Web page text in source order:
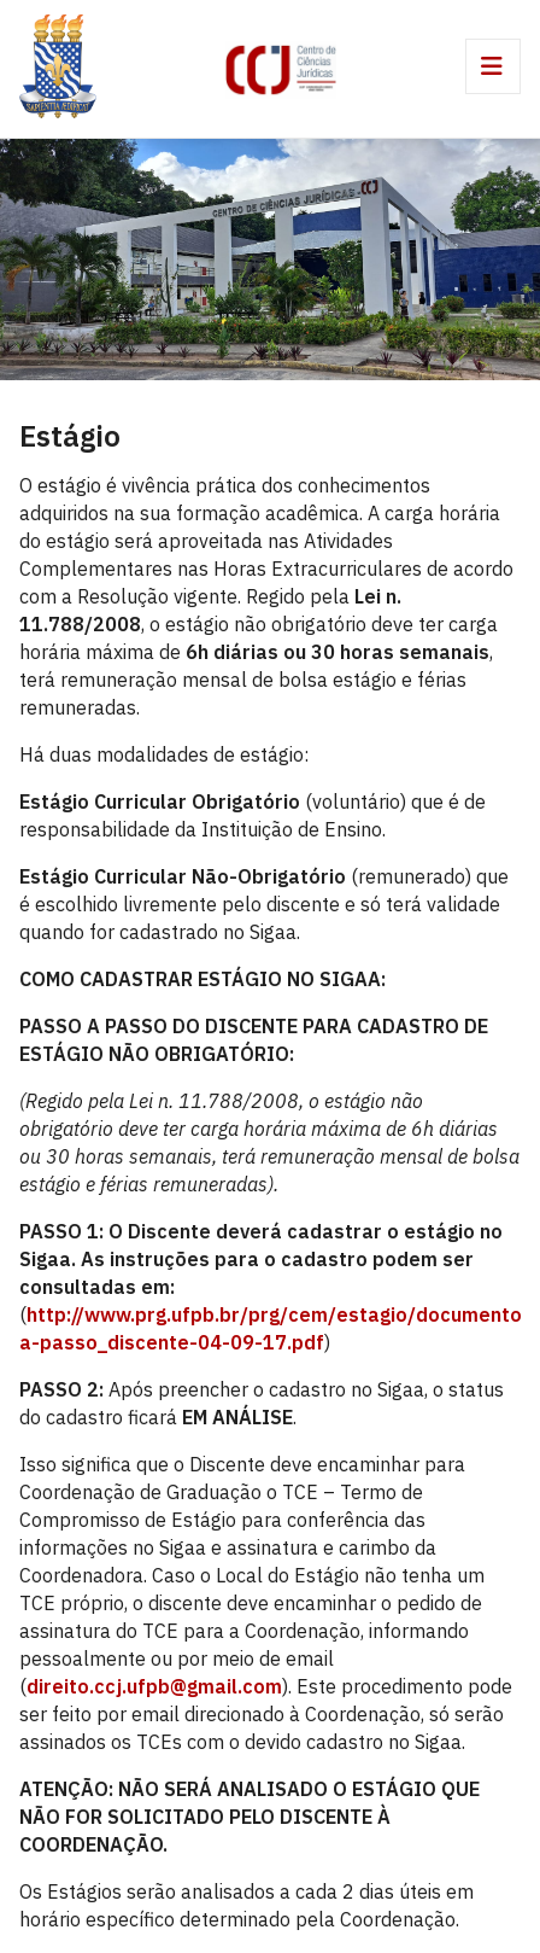
Estágio
O estágio é vivência prática dos conhecimentos
adquiridos na sua formação acadêmica. A carga horária
do estágio será aproveitada nas Atividades
Complementares nas Horas Extracurriculares de acordo
com a Resolução vigente. Regido pela Lei n.
11.788/2008, o estágio não obrigatório deve ter carga
horária máxima de 6h diárias ou 30 horas semanais,
terá remuneração mensal de bolsa estágio e férias
remuneradas.
Há duas modalidades de estágio:
Estágio Curricular Obrigatório (voluntário) que é de
responsabilidade da Instituição de Ensino.
Estágio Curricular Não-Obrigatório (remunerado) que
é escolhido livremente pelo discente e só terá validade
quando for cadastrado no Sigaa.
COMO CADASTRAR ESTÁGIO NO SIGAA:
PASSO A PASSO DO DISCENTE PARA CADASTRO DE
ESTÁGIO NÃO OBRIGATÓRIO:
(Regido pela Lei n. 11.788/2008, o estágio não
obrigatório deve ter carga horária máxima de 6h diárias
ou 30 horas semanais, terá remuneração mensal de bolsa
estágio e férias remuneradas).
PASSO 1: O Discente deverá cadastrar o estágio no
Sigaa. As instruções para o cadastro podem ser
consultadas em:
(http://www.prg.ufpb.br/prg/cem/estagio/
a-passo_discente-04-09-17.pdf)
PASSO 2: Após preencher o cadastro no Sigaa, o status
do cadastro ficará EM ANÁLISE.
Isso significa que o Discente deve encaminhar para
Coordenação de Graduação o TCE – Termo de
Compromisso de Estágio para conferência das
informações no Sigaa e assinatura e carimbo da
Coordenadora. Caso o Local do Estágio não tenha um
TCE próprio, o discente deve encaminhar o pedido de
assinatura do TCE para a Coordenação, informando
pessoalmente ou por meio de email
(direito.ccj.ufpb@gmail.com). Este procedimento pode
ser feito por email direcionado à Coordenação, só serão
assinados os TCEs com o devido cadastro no Sigaa.
ATENÇÃO: NÃO SERÁ ANALISADO O ESTÁGIO QUE
NÃO FOR SOLICITADO PELO DISCENTE À
COORDENAÇÃO.
Os Estágios serão analisados a cada 2 dias úteis em
horário específico determinado pela Coordenação.